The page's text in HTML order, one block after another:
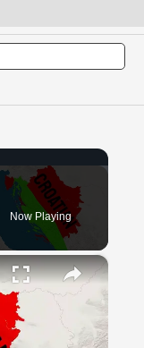
Now Playing
×